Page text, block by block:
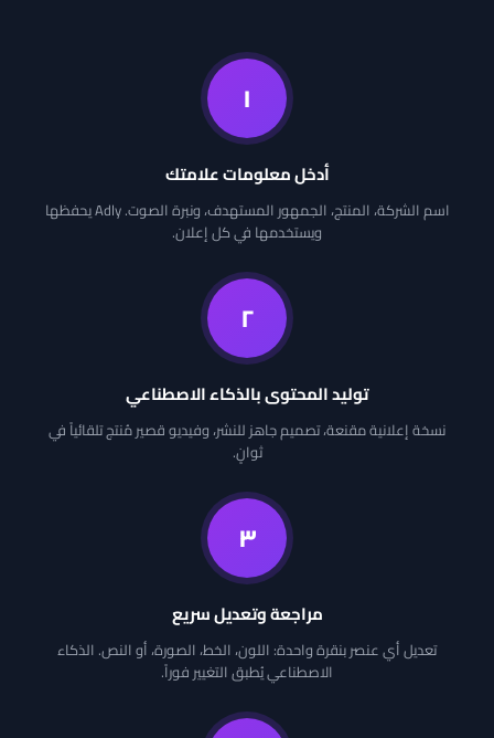
١
أدخل معلومات علامتك
اسم الشركة، المنتج، الجمهور المستهدف، ونبرة الصوت. Adly يحفظها
ويستخدمها في كل إعلان.
٢
توليد المحتوى بالذكاء الاصطناعي
نسخة إعلانية مقنعة، تصميم جاهز للنشر، وفيديو قصير مُنتج تلقائياً في
ثوانٍ.
٣
مراجعة وتعديل سريع
تعديل أي عنصر بنقرة واحدة: اللون، الخط، الصورة، أو النص. الذكاء
الاصطناعي يُطبق التغيير فوراً.